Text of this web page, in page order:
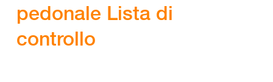
pedonale Lista di
controllo